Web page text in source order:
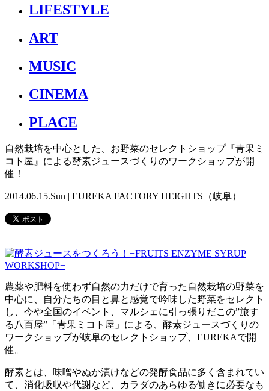
LIFESTYLE
ART
MUSIC
CINEMA
PLACE
自然栽培を中心とした、お野菜のセレクトショップ『青果ミ
コト屋』による酵素ジュースづくりのワークショップが開
催！
2014.06.15.Sun | EUREKA FACTORY HEIGHTS（岐阜）
農薬や肥料を使わず自然の力だけで育った自然栽培の野菜を
中心に、自分たちの目と鼻と感覚で吟味した野菜をセレクト
し、今や全国のイベント、マルシェに引っ張りだこの”旅す
る八百屋”「青果ミコト屋」による、酵素ジュースづくりの
ワークショップが岐阜のセレクトショップ、EUREKAで開
催。
酵素とは、味噌やぬか漬けなどの発酵食品に多く含まれてい
て、消化吸収や代謝など、カラダのあらゆる働きに必要なも